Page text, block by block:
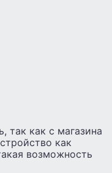
так как с магазина
как
возможность